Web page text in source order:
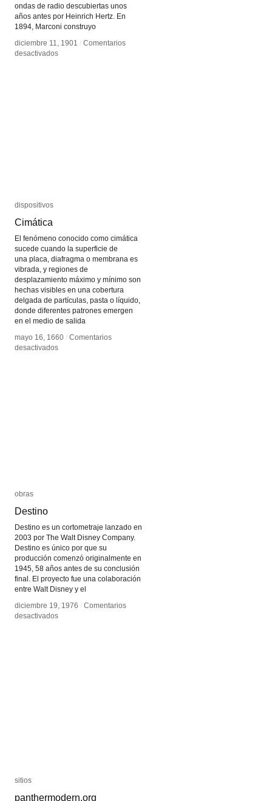
ondas de radio descubiertas unos
años antes por Heinrich Hertz. En
1894, Marconi construyo
diciembre 11, 1901 / Comentarios
desactivadosen
diciembre 11, 1901 / Comentarios
desactivadosen
dispositivos
Cimática
El fenómeno conocido como cimática
sucede cuando la superficie de
una placa, diafragma o membrana es
vibrada, y regiones de
desplazamiento máximo y mínimo son
hechas visibles en una cobertura
delgada de partículas, pasta o líquido,
donde diferentes patrones emergen
en el medio de salida
mayo 16, 1660 / Comentarios
desactivadosen
dispositivos
Cimática
mayo 16, 1660 / Comentarios
desactivadosen
obras
Destino
Destino es un cortometraje lanzado en
2003 por The Walt Disney Company.
Destino es único por que su
producción comenzó originalmente en
1945, 58 años antes de su conclusión
final. El proyecto fue una colaboración
entre Walt Disney y el
diciembre 19, 1976 / Comentarios
desactivadosen
obras
Destino
diciembre 19, 1976 / Comentarios
desactivadosen
sitios
panthermodern.org
sitios
panthermodern.org